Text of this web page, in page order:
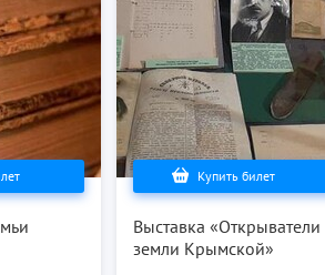
Выставка «Открыватели
земли Крымской»
Купить билет